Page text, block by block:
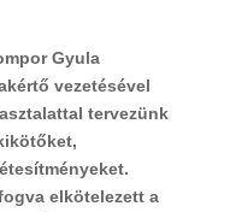
Gyula
vezetésével
tervezünk
elkötelezett a